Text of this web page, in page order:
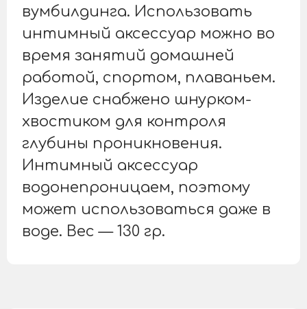
вумбилдинга. Использовать
интимный аксессуар можно во
время занятий домашней
работой, спортом, плаваньем.
Изделие снабжено шнурком-
хвостиком для контроля
глубины проникновения.
Интимный аксессуар
водонепроницаем, поэтому
может использоваться даже в
воде. Вес — 130 гр.